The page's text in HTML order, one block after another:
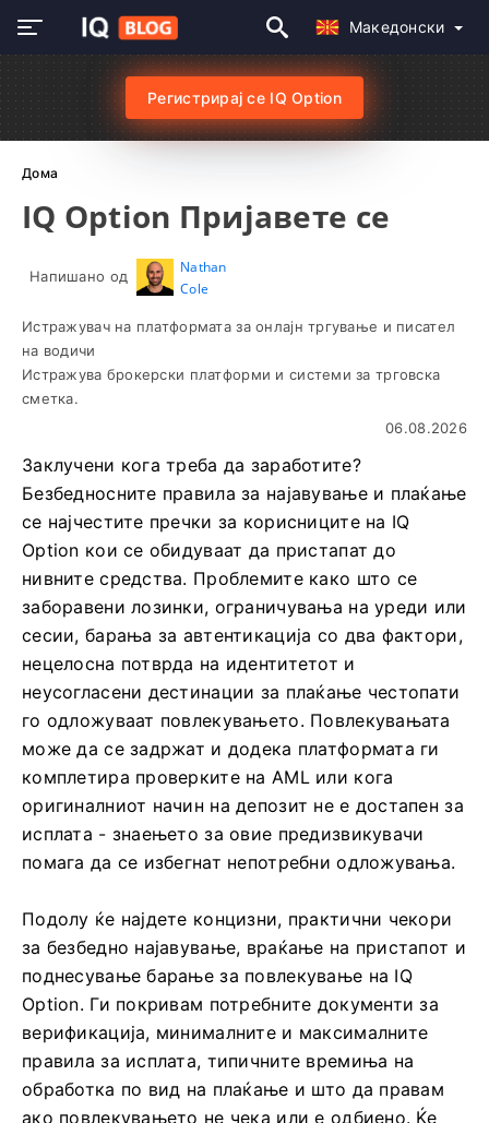
Македонски
Регистрирај се IQ Option
Дома
IQ Option Пријавете се
Напишано од
Nathan
Cole
Истражувач на платформата за онлајн тргување и писател
на водичи
Истражува брокерски платформи и системи за трговска
сметка.
06.08.2026
Заклучени кога треба да заработите?
Безбедносните правила за најавување и плаќање
се најчестите пречки за корисниците на IQ
Option кои се обидуваат да пристапат до
нивните средства. Проблемите како што се
заборавени лозинки, ограничувања на уреди или
сесии, барања за автентикација со два фактори,
нецелосна потврда на идентитетот и
неусогласени дестинации за плаќање честопати
го одложуваат повлекувањето. Повлекувањата
може да се задржат и додека платформата ги
комплетира проверките на AML или кога
оригиналниот начин на депозит не е достапен за
исплата - знаењето за овие предизвикувачи
помага да се избегнат непотребни одложувања.
Подолу ќе најдете концизни, практични чекори
за безбедно најавување, враќање на пристапот и
поднесување барање за повлекување на IQ
Option. Ги покривам потребните документи за
верификација, минималните и максималните
правила за исплата, типичните времиња на
обработка по вид на плаќање и што да правам
ако повлекувањето не чека или е одбиено. Ќе